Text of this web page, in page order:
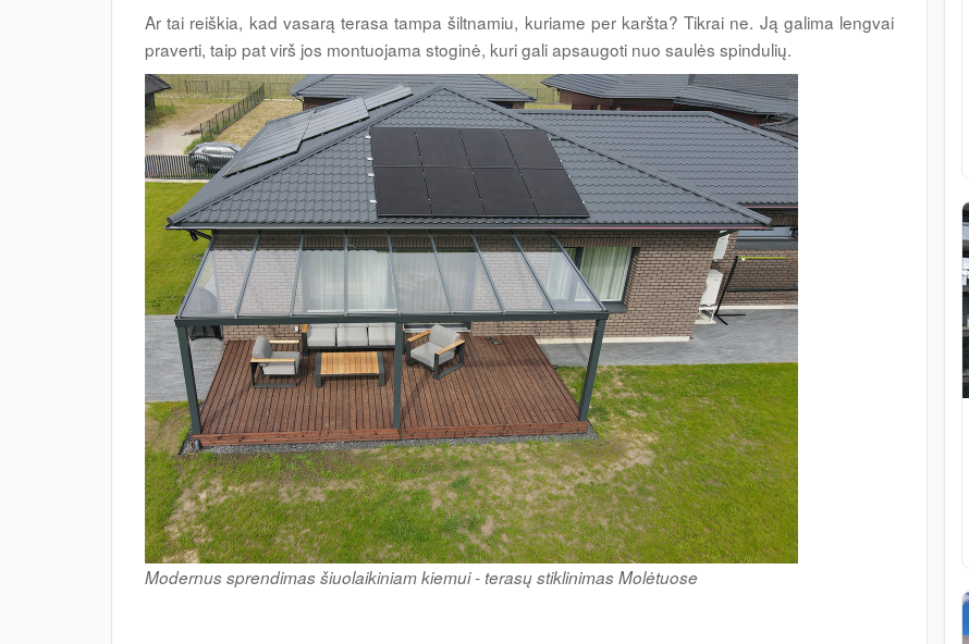
Ar tai reiškia, kad vasarą terasa tampa šiltnamiu, kuriame per karšta? Tikrai ne. Ją galima lengvai
praverti, taip pat virš jos montuojama stoginė, kuri gali apsaugoti nuo saulės spindulių.
Modernus sprendimas šiuolaikiniam kiemui - terasų stiklinimas Molėtuose